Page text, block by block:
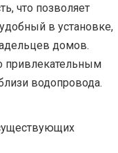
что позволяет
в установке,
домов.
привлекательным
водопровода.